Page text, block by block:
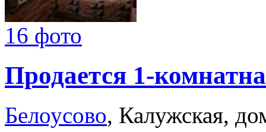
16 фото
Продается 1-
Белоусово, Калужская,